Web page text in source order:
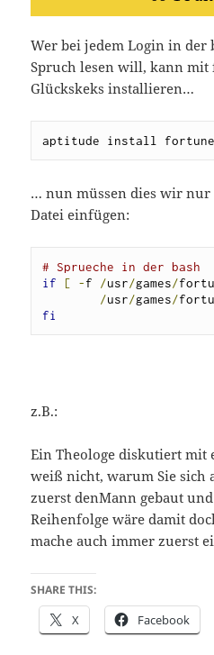
Wer bei jedem Login in der
Spruch lesen will, kann mit
Glückskeks installieren…
aptitude install
… nun müssen dies wir nur
Datei einfügen:
# Sprueche in der bash
if
[ -f /usr/games/
/usr/games/
fi
z.B.:
Ein Theologe diskutiert mit
weiß nicht, warum Sie sich
zuerst denMann gebaut
Reihenfolge wäre damit
mache auch immer zuerst
SHARE THIS:
X Facebook